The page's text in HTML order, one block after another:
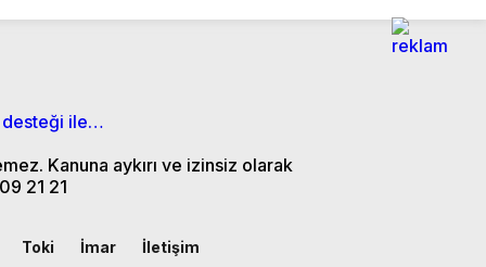
Kanuna aykırı ve izinsiz olarak
21 21
Toki İmar İletişim
desteği ile…